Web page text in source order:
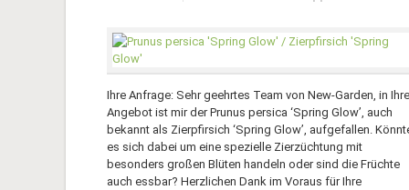
Ihre Anfrage: Sehr geehrtes Team von New-Garden, in
Angebot ist mir der Prunus persica ‘Spring Glow’, auch
bekannt als Zierpfirsich ‘Spring Glow’, aufgefallen.
es sich dabei um eine spezielle Zierzüchtung mit
besonders großen Blüten handeln oder sind die Früchte
auch essbar? Herzlichen Dank im Voraus für Ihre